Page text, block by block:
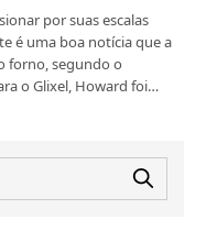
por suas escalas
é uma boa notícia que a
forno, segundo o
o Glixel, Howard foi…